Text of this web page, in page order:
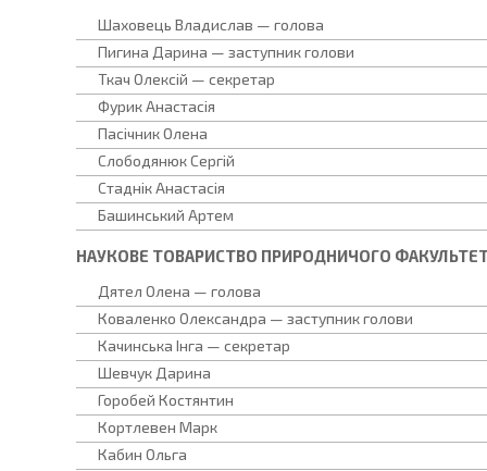
Шаховець Владислав — голова
Пигина Дарина — заступник голови
Ткач Олексій — секретар
Фурик Анастасія
Пасічник Олена
Слободянюк Сергій
Стаднік Анастасія
Башинський Артем
НАУКОВЕ ТОВАРИСТВО ПРИРОДНИЧОГО
Дятел Олена — голова
Коваленко Олександра — заступник голови
Качинська Інга — секретар
Шевчук Дарина
Горобей Костянтин
Кортлевен Марк
Кабин Ольга